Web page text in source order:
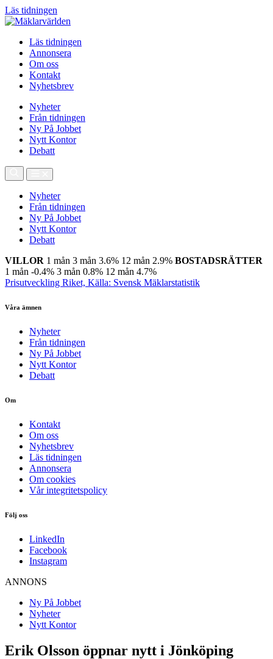
Läs tidningen
Läs tidningen
Annonsera
Om oss
Kontakt
Nyhetsbrev
Nyheter
Från tidningen
Ny På Jobbet
Nytt Kontor
Debatt
Nyheter
Från tidningen
Ny På Jobbet
Nytt Kontor
Debatt
VILLOR 1 mån 3 mån 3.6% 12 mån 2.9% BOSTADSRÄTTER
1 mån -0.4% 3 mån 0.8% 12 mån 4.7%
Prisutveckling Riket, Källa: Svensk Mäklarstatistik
Våra ämnen
Nyheter
Från tidningen
Ny På Jobbet
Nytt Kontor
Debatt
Om
Kontakt
Om oss
Nyhetsbrev
Läs tidningen
Annonsera
Om cookies
Vår integritetspolicy
Följ oss
LinkedIn
Facebook
Instagram
ANNONS
Ny På Jobbet
Nyheter
Nytt Kontor
Erik Olsson öppnar nytt i Jönköping